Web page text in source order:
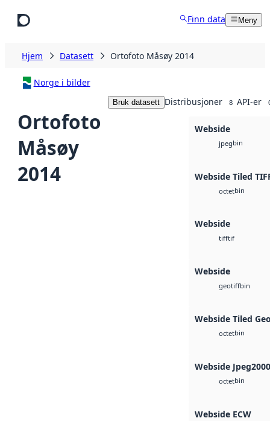
Finn data Meny
Hjem Datasett Ortofoto Måsøy 2014
Norge i bilder
Ortofoto
Måsøy
2014
Bruk datasett Distribusjoner 8 API-er
Webside
jpegbin
Webside Tiled
octetbin
Webside
tifftif
Webside
geotiffbin
Webside Tiled
octetbin
Webside Jpeg2000
octetbin
Webside ECW